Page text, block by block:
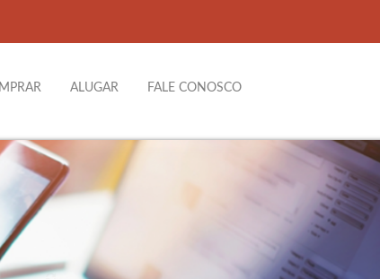
ALUGAR FALE CONOSCO